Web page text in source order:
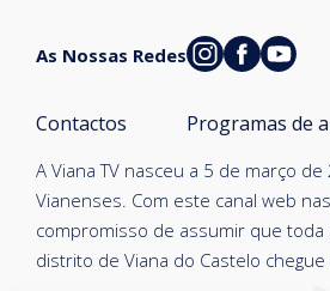
A Viana TV nasceu a 5 de março
Vianenses. Com este canal web
compromisso de assumir que toda
distrito de Viana do Castelo chegue
Contactos Programas de
As Nossas Redes